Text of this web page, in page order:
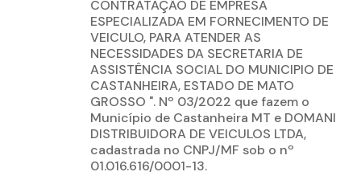
CONTRATAÇÃO DE EMPRESA
ESPECIALIZADA EM FORNECIMENTO DE
VEICULO, PARA ATENDER AS
NECESSIDADES DA SECRETARIA DE
ASSISTÊNCIA SOCIAL DO MUNICIPIO DE
CASTANHEIRA, ESTADO DE MATO
GROSSO ". Nº 03/2022 que fazem o
Município de Castanheira MT e DOMANI
DISTRIBUIDORA DE VEICULOS LTDA,
cadastrada no CNPJ/MF sob o nº
01.016.616/0001-13.